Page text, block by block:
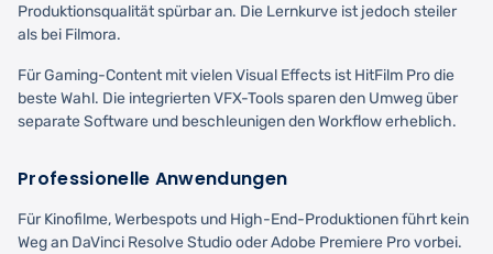
Produktionsqualität spürbar an. Die Lernkurve ist jedoch steiler
als bei Filmora.
Für Gaming-Content mit vielen Visual Effects ist HitFilm Pro die
beste Wahl. Die integrierten VFX-Tools sparen den Umweg über
separate Software und beschleunigen den Workflow erheblich.
Professionelle Anwendungen
Für Kinofilme, Werbespots und High-End-Produktionen führt kein
Weg an DaVinci Resolve Studio oder Adobe Premiere Pro vorbei.